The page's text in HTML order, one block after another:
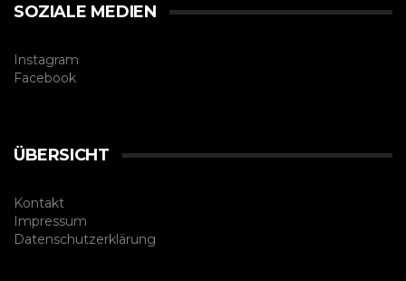
SOZIALE MEDIEN
Instagram
Facebook
ÜBERSICHT
Kontakt
Impressum
Datenschutzerklärung